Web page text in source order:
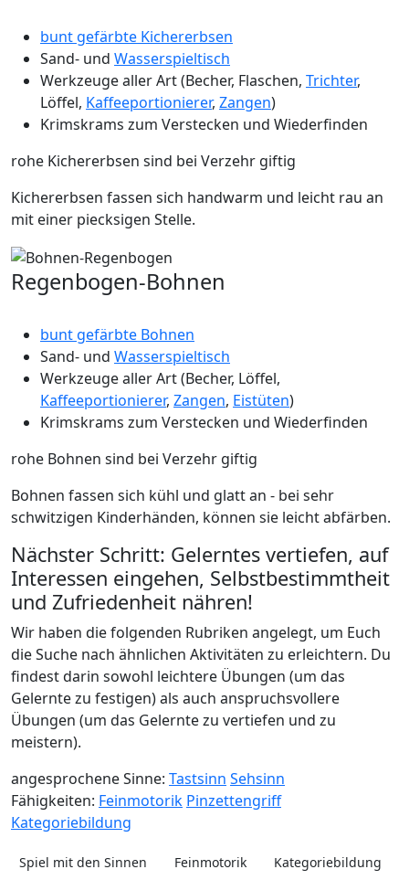
bunt gefärbte Kichererbsen
Sand- und Wasserspieltisch
Werkzeuge aller Art (Becher, Flaschen, Trichter,
Löffel, Kaffeeportionierer, Zangen)
Krimskrams zum Verstecken und Wiederfinden
rohe Kichererbsen sind bei Verzehr giftig
Kichererbsen fassen sich handwarm und leicht rau an
mit einer piecksigen Stelle.
Regenbogen-Bohnen
bunt gefärbte Bohnen
Sand- und Wasserspieltisch
Werkzeuge aller Art (Becher, Löffel,
Kaffeeportionierer, Zangen, Eistüten)
Krimskrams zum Verstecken und Wiederfinden
rohe Bohnen sind bei Verzehr giftig
Bohnen fassen sich kühl und glatt an - bei sehr
schwitzigen Kinderhänden, können sie leicht abfärben.
Nächster Schritt: Gelerntes vertiefen, auf
Interessen eingehen, Selbstbestimmtheit
und Zufriedenheit nähren!
Wir haben die folgenden Rubriken angelegt, um Euch
die Suche nach ähnlichen Aktivitäten zu erleichtern. Du
findest darin sowohl leichtere Übungen (um das
Gelernte zu festigen) als auch anspruchsvollere
Übungen (um das Gelernte zu vertiefen und zu
meistern).
angesprochene Sinne: Tastsinn Sehsinn
Fähigkeiten: Feinmotorik Pinzettengriff
Kategoriebildung
Spiel mit den Sinnen Feinmotorik
Kategoriebildung